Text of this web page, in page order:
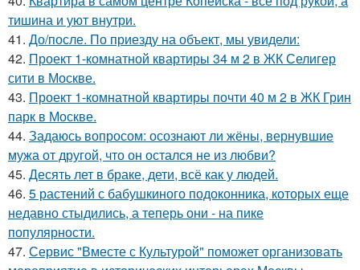
тишина и уют внутри.
41. До/после. По приезду на объект, мы увидели:
42. Проект 1-комнатной квартиры 34 м 2 в ЖК Селигер
сити в Москве.
43. Проект 1-комнатной квартиры почти 40 м 2 в ЖК Грин
парк в Москве.
44. Задаюсь вопросом: осознают ли жёны, вернувшие
мужа от другой, что он остался не из любви?
45. Десять лет в браке, дети, всё как у людей.
46. 5 растений с бабушкиного подоконника, которых еще
недавно стыдились, а теперь они - на пике
популярности.
47. Сервис "Вместе с Культурой" поможет организовать